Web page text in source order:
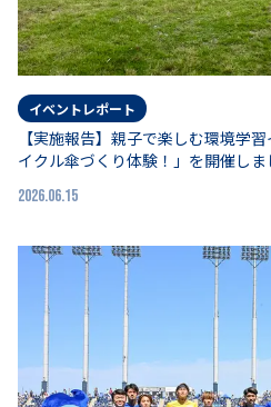
イベントレポート
【実施報告】親子で楽しむ環境学
イクル傘づくり体験！」を開催しま
2026.06.15